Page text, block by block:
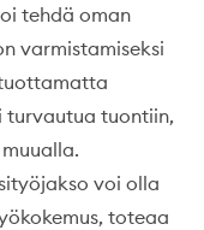
tehdä oman
varmistamiseksi
turvautua tuontiin,
voi olla
toteaa